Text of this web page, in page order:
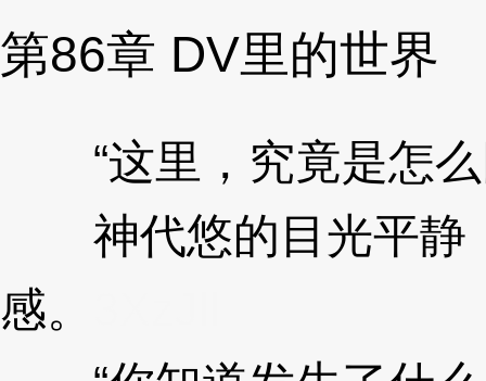
第86章 DV里的世界
“这里，究竟是怎么
神代悠的目光平静
感。